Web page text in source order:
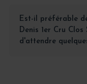
Est-il préférable
Denis 1er Cru
d'attendre